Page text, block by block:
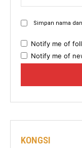
Simpan nama
Notify me of
Notify me of
KONGSI